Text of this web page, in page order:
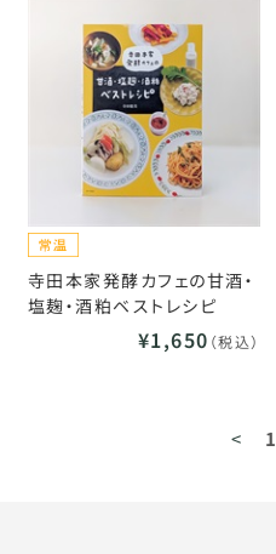
寺田本家発酵カフェの甘酒・
塩麹・酒粕ベストレシピ
¥1,650 （税込）
< 1